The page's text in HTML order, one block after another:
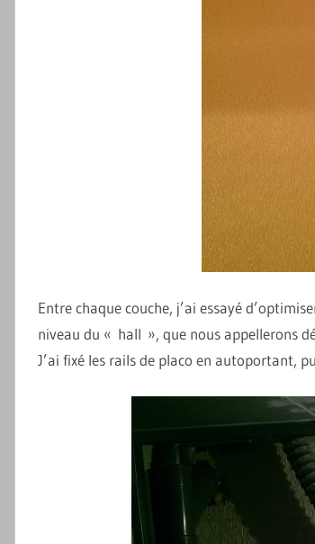
Entre chaque couche, j’ai essayé
niveau du « hall », que nous appellerons
J’ai fixé les rails de placo en autoportant,